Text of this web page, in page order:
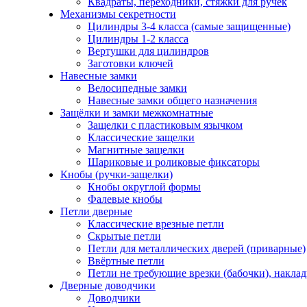
Механизмы секретности
Цилиндры 3-4 класса (самые защищенные)
Цилиндры 1-2 класса
Вертушки для цилиндров
Заготовки ключей
Навесные замки
Велосипедные замки
Навесные замки общего назначения
Защёлки и замки межкомнатные
Защелки с пластиковым язычком
Классические защелки
Магнитные защелки
Шариковые и роликовые фиксаторы
Кнобы (ручки-защелки)
Кнобы округлой формы
Фалевые кнобы
Петли дверные
Классические врезные петли
Скрытые петли
Петли для металлических дверей (приварные)
Ввёртные петли
Петли не требующие врезки (бабочки),
Дверные доводчики
Доводчики